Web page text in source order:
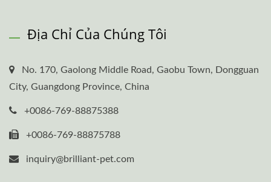
Địa Chỉ Của Chúng Tôi
No. 170, Gaolong Middle Road, Gaobu Town, Dongguan
City, Guangdong Province, China
+0086-769-88875388
+0086-769-88875788
inquiry@brilliant-pet.com